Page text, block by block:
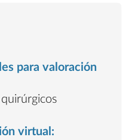
para valoración
virtual: